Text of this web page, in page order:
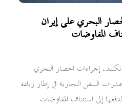
البحري على إيران
المفاوضات
تكثيف إجراءات الحصار البحري
السفن التجارية في إطار زيادة
إلى استئناف المفاوضات